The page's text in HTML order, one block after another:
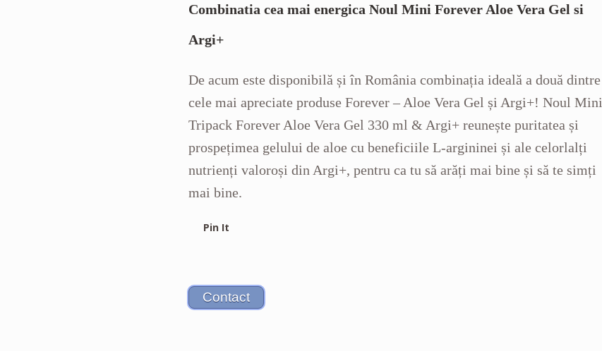
Combinatia cea mai energica Noul Mini Forever Aloe Vera Gel si
Argi+
De acum este disponibilă și în România combinația ideală a două dintre
cele mai apreciate produse Forever – Aloe Vera Gel și Argi+! Noul Mini
Tripack Forever Aloe Vera Gel 330 ml & Argi+ reunește puritatea și
prospețimea gelului de aloe cu beneficiile L-argininei și ale celorlalți
nutrienți valoroși din Argi+, pentru ca tu să arăți mai bine și să te simți
mai bine.
Pin It